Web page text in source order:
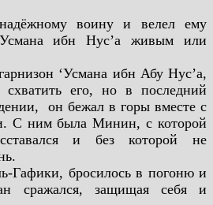
воину и велел ему
ибн Нус’а живым или
‘Усмана ибн Абу Нус’а,
схватить его, но в последний
он бежал в горы вместе с
С ним былаМинин, с которой
и без которой не
Гафики, бросилось в погоню и
сражался, защищая себя и